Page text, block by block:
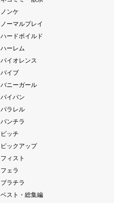
ノンケ
ノーマルプレイ
ハードボイルド
ハーレム
バイオレンス
バイブ
バニーガール
パイパン
パラレル
パンチラ
ビッチ
ピックアップ
フィスト
フェラ
ブラチラ
ベスト・総集編